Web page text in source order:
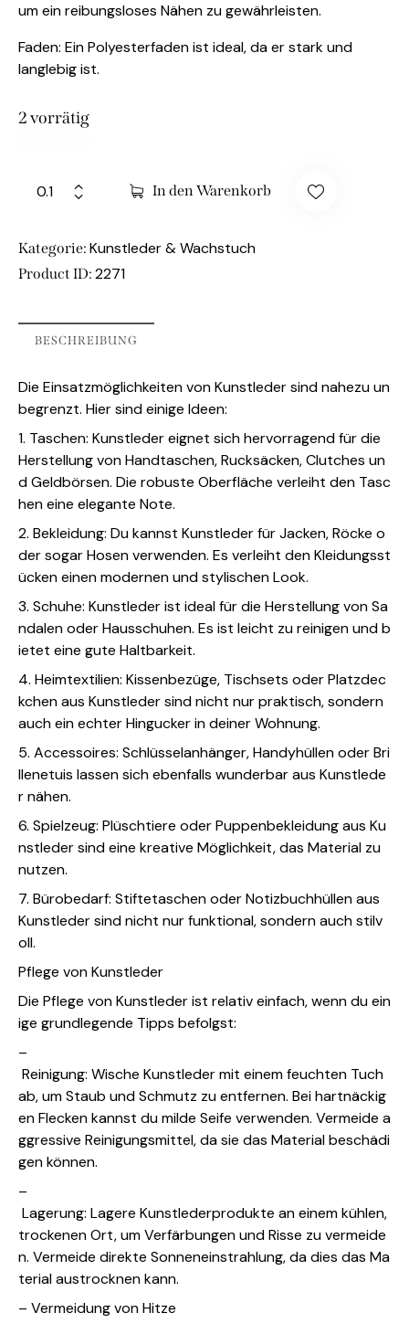
um ein reibungsloses Nähen zu gewährleisten.
Faden: Ein Polyesterfaden ist ideal, da er stark und
langlebig ist.
2 vorrätig
In den Warenkorb
Kategorie: Kunstleder & Wachstuch
Product ID: 2271
BESCHREIBUNG
Die Einsatzmöglichkeiten von Kunstleder sind nahezu un
begrenzt. Hier sind einige Ideen:
1. Taschen: Kunstleder eignet sich hervorragend für die
Herstellung von Handtaschen, Rucksäcken, Clutches un
d Geldbörsen. Die robuste Oberfläche verleiht den Tasc
hen eine elegante Note.
2. Bekleidung: Du kannst Kunstleder für Jacken, Röcke o
der sogar Hosen verwenden. Es verleiht den Kleidungsst
ücken einen modernen und stylischen Look.
3. Schuhe: Kunstleder ist ideal für die Herstellung von Sa
ndalen oder Hausschuhen. Es ist leicht zu reinigen und b
ietet eine gute Haltbarkeit.
4. Heimtextilien: Kissenbezüge, Tischsets oder Platzdec
kchen aus Kunstleder sind nicht nur praktisch, sondern
auch ein echter Hingucker in deiner Wohnung.
5. Accessoires: Schlüsselanhänger, Handyhüllen oder Bri
llenetuis lassen sich ebenfalls wunderbar aus Kunstlede
r nähen.
6. Spielzeug: Plüschtiere oder Puppenbekleidung aus Ku
nstleder sind eine kreative Möglichkeit, das Material zu
nutzen.
7. Bürobedarf: Stiftetaschen oder Notizbuchhüllen aus
Kunstleder sind nicht nur funktional, sondern auch stilv
oll.
Pflege von Kunstleder
Die Pflege von Kunstleder ist relativ einfach, wenn du ein
ige grundlegende Tipps befolgst:
–
Reinigung: Wische Kunstleder mit einem feuchten Tuch
ab, um Staub und Schmutz zu entfernen. Bei hartnäckig
en Flecken kannst du milde Seife verwenden. Vermeide a
ggressive Reinigungsmittel, da sie das Material beschädi
gen können.
–
Lagerung: Lagere Kunstlederprodukte an einem kühlen,
trockenen Ort, um Verfärbungen und Risse zu vermeide
n. Vermeide direkte Sonneneinstrahlung, da dies das Ma
terial austrocknen kann.
– Vermeidung von Hitze